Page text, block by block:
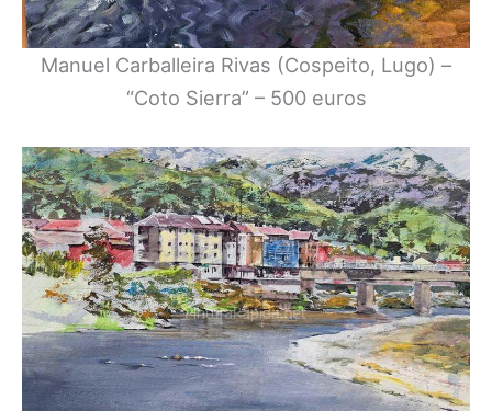
Manuel Carballeira Rivas (Cospeito, Lugo) –
“Coto Sierra” – 500 euros